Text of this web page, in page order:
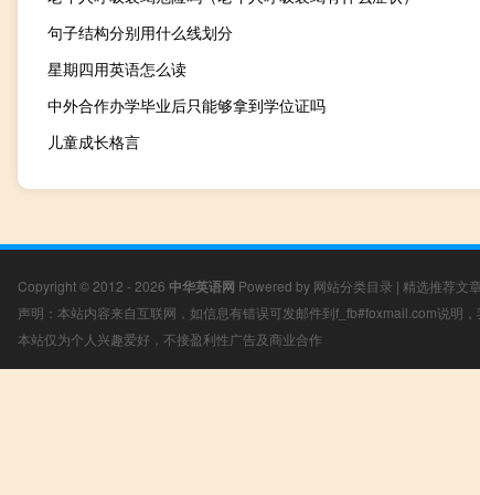
句子结构分别用什么线划分
星期四用英语怎么读
中外合作办学毕业后只能够拿到学位证吗
儿童成长格言
Copyright © 2012 - 2026 中华英语网 Powered by 网站分类目录 | 精选推荐文章
声明：本站内容来自互联网，如信息有错误可发邮件到f_fb#foxmail.com说明
本站仅为个人兴趣爱好，不接盈利性广告及商业合作